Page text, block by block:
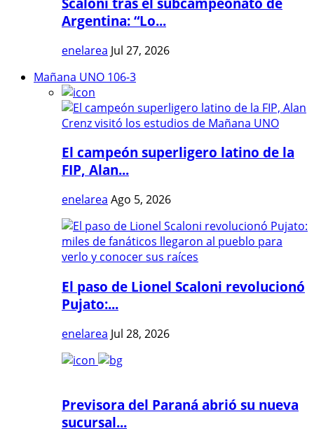
Argentina: “Lo...
enelarea Jul 27, 2026
Mañana UNO 106-3
El campeón superligero latino de la
FIP, Alan...
enelarea Ago 5, 2026
El paso de Lionel Scaloni revolucionó
Pujato:...
enelarea Jul 28, 2026
Previsora del Paraná abrió su nueva
sucursal...